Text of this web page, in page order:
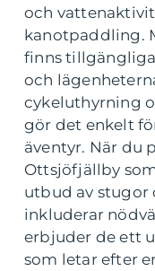
och
kanotpaddling.
finns
och
cykeluthyrning
gör det enkelt
äventyr. När du
Ottsjöfjällby
utbud av stugor
inkluderar
erbjuder de ett
som letar efter